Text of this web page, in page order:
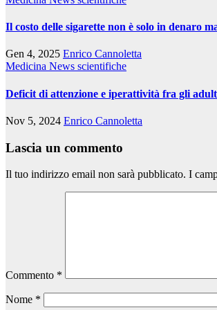
Il costo delle sigarette non è solo in denaro
Gen 4, 2025 Enrico Cannoletta
Medicina News scientifiche
Deficit di attenzione e iperattività fra gli
Nov 5, 2024 Enrico Cannoletta
Lascia un commento
Il tuo indirizzo email non sarà pubblicato. I
Commento *
Nome *